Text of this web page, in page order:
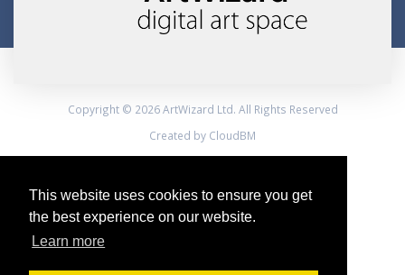
This website uses cookies to ensure you get
the best experience on our website.
Learn more
Copyright © 2026 ArtWizard Ltd. All Rights Reserved
Created by CloudBM